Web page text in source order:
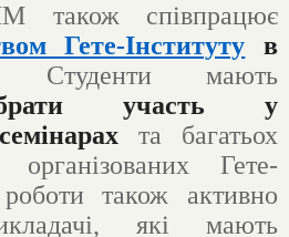
також співпрацює
Гете-Інституту в
Студенти мають
участь у
та багатьох
Гете-
також активно
які мають